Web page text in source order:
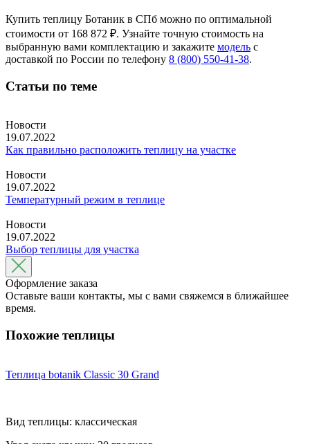
Купить теплицу Ботаник в СПб можно по оптимальной
стоимости от 168 872 ₽. Узнайте точную стоимость на
выбранную вами комплектацию и закажите модель с
доставкой по России по телефону 8 (800) 550-41-38.
Статьи по теме
Новости
19.07.2022
Как правильно расположить теплицу на участке
Новости
19.07.2022
Температурный режим в теплице
Новости
19.07.2022
Выбор теплицы для участка
Оформление заказа
Оставьте ваши контакты, мы с вами свяжемся в ближайшее
время.
Похожие теплицы
Теплица botanik Classic 30 Grand
Вид теплицы: классическая